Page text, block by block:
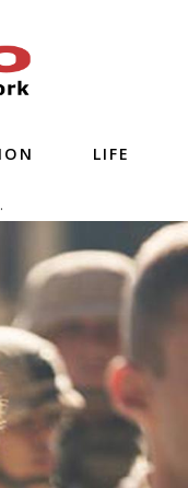
LIFE
骨太作品